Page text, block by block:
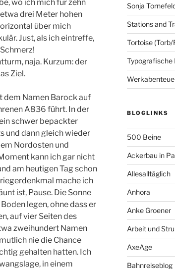
wo ich mich für zehn
drei Meter hohen
über mich
Just, als ich eintreffe,
naja. Kurzum: der
Ziel.
dem Namen Barock auf
A836 führt. In der
schwer bepackter
und dann gleich wieder
Nordosten und
kann ich gar nicht
am heutigen Tag schon
mache ich
ist, Pause. Die Sonne
legen, ohne dass er
auf vier Seiten des
zweihundert Namen
nie die Chance
gehalten hatten. Ich
in einem
Sonja
Stations and
Tortoise (Torb/
Typografische
BLOGLINKS
500 Beine
Ackerbau in
Allesalltäglich
Anhora
Anke Groener
Arbeit und
AxeAge
Bahnreiseblog